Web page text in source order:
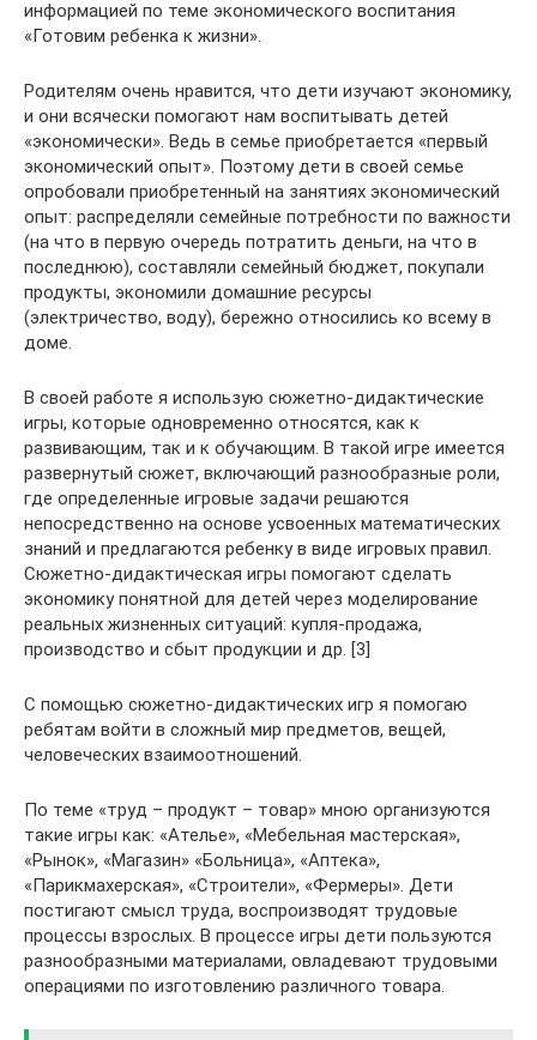
информацией по теме экономического воспитания
«Готовим ребенка к жизни».
Родителям очень нравится, что дети изучают экономику,
и они всячески помогают нам воспитывать детей
«экономически». Ведь в семье приобретается «первый
экономический опыт». Поэтому дети в своей семье
опробовали приобретенный на занятиях экономический
опыт: распределяли семейные потребности по важности
(на что в первую очередь потратить деньги, на что в
последнюю), составляли семейный бюджет, покупали
продукты, экономили домашние ресурсы
(электричество, воду), бережно относились ко всему в
доме.
В своей работе я использую сюжетно-дидактические
игры, которые одновременно относятся, как к
развивающим, так и к обучающим. В такой игре имеется
развернутый сюжет, включающий разнообразные роли,
где определенные игровые задачи решаются
непосредственно на основе усвоенных математических
знаний и предлагаются ребенку в виде игровых правил.
Сюжетно-дидактическая игры помогают сделать
экономику понятной для детей через моделирование
реальных жизненных ситуаций: купля-продажа,
производство и сбыт продукции и др. [3]
С помощью сюжетно-дидактических игр я помогаю
ребятам войти в сложный мир предметов, вещей,
человеческих взаимоотношений.
По теме «труд – продукт – товар» мною организуются
такие игры как: «Ателье», «Мебельная мастерская»,
«Рынок», «Магазин» «Больница», «Аптека»,
«Парикмахерская», «Строители», «Фермеры». Дети
постигают смысл труда, воспроизводят трудовые
процессы взрослых. В процессе игры дети пользуются
разнообразными материалами, овладевают трудовыми
операциями по изготовлению различного товара.